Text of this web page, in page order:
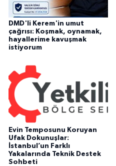
DMD'li Kerem'in umut
çağrısı: Koşmak, oynamak,
hayallerime kavuşmak
istiyorum
Evin Temposunu Koruyan
Ufak Dokunuşlar:
İstanbul’un Farklı
Yakalarında Teknik Destek
Sohbeti